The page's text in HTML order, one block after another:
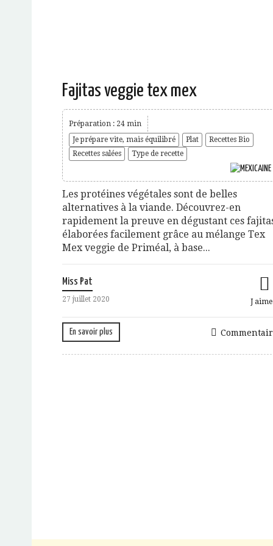
Fajitas veggie tex mex
Préparation : 24 min
Je prépare vite, mais équilibré
Plat
Recettes Bio
Recettes salées
Type de recette
Les protéines végétales sont de belles
alternatives à la viande. Découvrez-en
rapidement la preuve en dégustant ces
élaborées facilement grâce au mélange Tex
Mex veggie de Priméal, à base...
Miss Pat
27 juillet 2020 J
En savoir plus